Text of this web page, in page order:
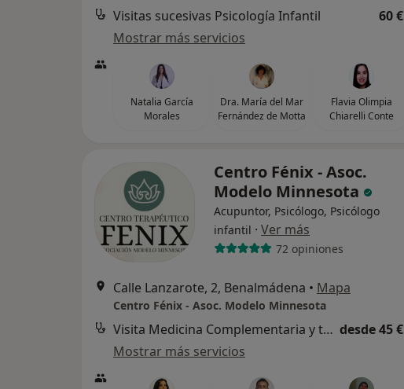
Visitas sucesivas Psicología Infantil
60 €
Mostrar más servicios
Natalia García
Morales
Dra. María del Mar
Fernández de Motta
Flavia Olimpia
Chiarelli Conte
Centro Fénix - Asoc.
Modelo Minnesota
Acupuntor, Psicólogo, Psicólogo
infantil · Ver más
72 opiniones
Calle Lanzarote, 2, Benalmádena • Mapa
Centro Fénix - Asoc. Modelo Minnesota
Visita Medicina Complementaria y terapias alternativas desde 45 €
Mostrar más servicios